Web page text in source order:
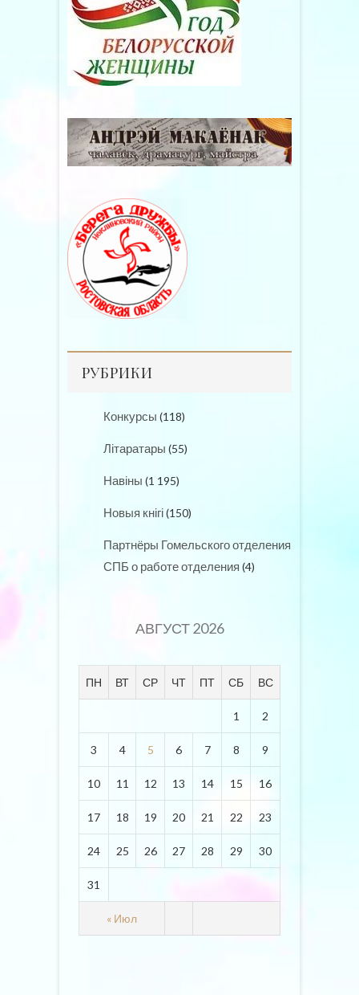
РУБРИКИ
Конкурсы (118)
Літаратары (55)
Навіны (1 195)
Новыя кнігі(150)
Партнёры Гомельского отделения
СПБ о работе отделения (4)
АВГУСТ 2026
ПН ВТ СР ЧТ ПТ СБ ВС
« Июл
1 2
3 4 5 6 7 8 9
10 11 12 13 14 15 16
17 18 19 20 21 22 23
24 25 26 27 28 29 30
31